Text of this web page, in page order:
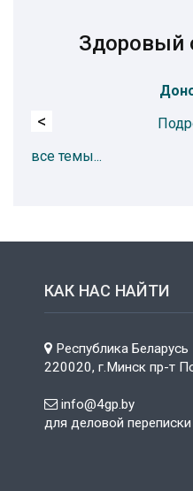
Здоровый
<
все темы...
КАК НАС НАЙТИ
Республика Беларусь
220020, г.Минск пр-т
info@4gp.by
для деловой переписки